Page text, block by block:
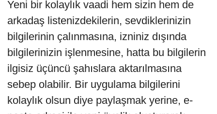
Yeni bir kolaylık vaadi hem sizin hem de
arkadaş listenizdekilerin, sevdiklerinizin
bilgilerinin çalınmasına, izniniz dışında
bilgilerinizin işlenmesine, hatta bu bilgilerin
ilgisiz üçüncü şahıslara aktarılmasına
sebep olabilir. Bir uygulama bilgilerini
kolaylık olsun diye paylaşmak yerine, e-